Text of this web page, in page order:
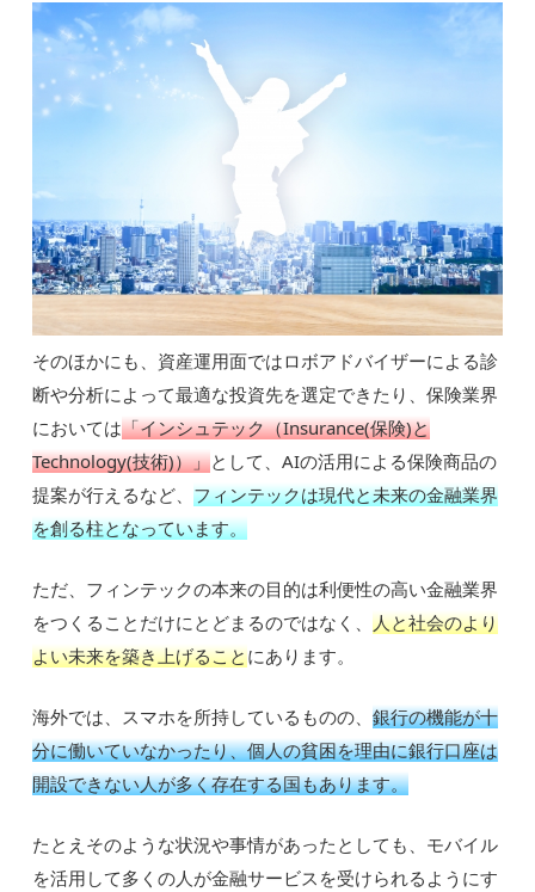
そのほかにも、資産運用面ではロボアドバイザーによる診
断や分析によって最適な投資先を選定できたり、保険業界
においては「インシュテック（Insurance(保険)と
Technology(技術)）」として、AIの活用による保険商品の
提案が行えるなど、フィンテックは現代と未来の金融業界
を創る柱となっています。
ただ、フィンテックの本来の目的は利便性の高い金融業界
をつくることだけにとどまるのではなく、人と社会のより
よい未来を築き上げることにあります。
海外では、スマホを所持しているものの、銀行の機能が十
分に働いていなかったり、個人の貧困を理由に銀行口座は
開設できない人が多く存在する国もあります。
たとえそのような状況や事情があったとしても、モバイル
を活用して多くの人が金融サービスを受けられるようにす